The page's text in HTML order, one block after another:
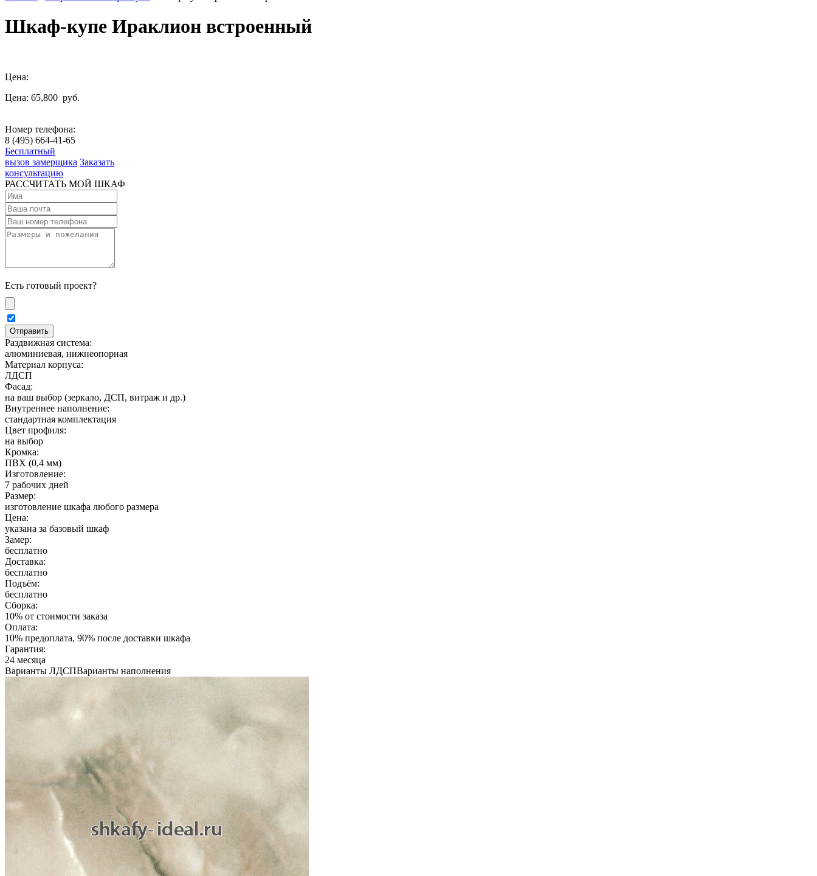
Шкаф-купе Ираклион встроенный
Цена:
Цена: 65,800 руб.
Номер телефона:
8 (495) 664-41-65
Бесплатный
вызов замерщика Заказать
консультацию
РАССЧИТАТЬ МОЙ ШКАФ
Есть готовый проект?
Раздвижная система:
алюминиевая, нижнеопорная
Материал корпуса:
ЛДСП
Фасад:
на ваш выбор (зеркало, ДСП, витраж и др.)
Внутреннее наполнение:
стандартная комплектация
Цвет профиля:
на выбор
Кромка:
ПВХ (0,4 мм)
Изготовление:
7 рабочих дней
Размер:
изготовление шкафа любого размера
Цена:
указана за базовый шкаф
Замер:
бесплатно
Доставка:
бесплатно
Подъём:
бесплатно
Сборка:
10% от стоимости заказа
Оплата:
10% предоплата, 90% после доставки шкафа
Гарантия:
24 месяца
Варианты ЛДСПВарианты наполнения